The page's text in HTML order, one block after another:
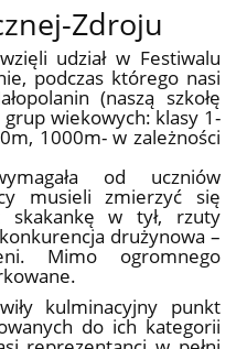
Zdroju
udział w Festiwalu
podczas którego nasi
(naszą szkołę
wiekowych: klasy 1-
1000m- w zależności
od uczniów
musieli zmierzyć się
skakankę w tył, rzuty
drużynowa –
Mimo ogromnego
kulminacyjny punkt
do ich kategorii